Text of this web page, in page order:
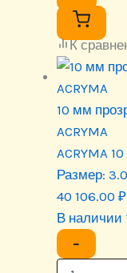
К
10 мм
ACRYMA
ACRYMA
Размер:
40 106.00 ₽
В наличии
−